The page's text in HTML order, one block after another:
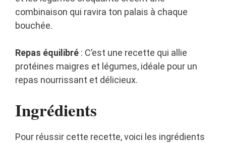
combinaison qui ravira ton palais à chaque
bouchée.
Repas équilibré : C’est une recette qui allie
protéines maigres et légumes, idéale pour un
repas nourrissant et délicieux.
Ingrédients
Pour réussir cette recette, voici les ingrédients